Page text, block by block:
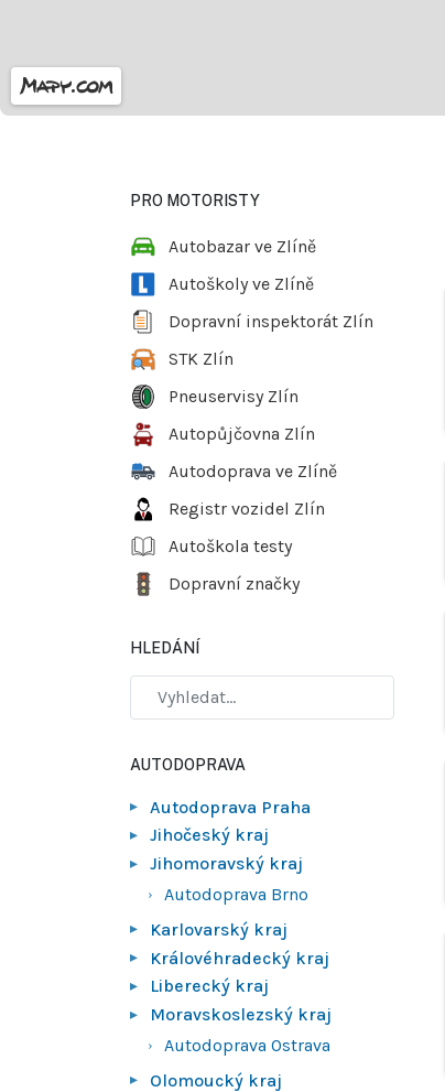
PRO MOTORISTY
Autobazar ve Zlíně
Autoškoly ve Zlíně
Dopravní inspektorát Zlín
STK Zlín
Pneuservisy Zlín
Autopůjčovna Zlín
Autodoprava ve Zlíně
Registr vozidel Zlín
Autoškola testy
Dopravní značky
HLEDÁNÍ
AUTODOPRAVA
Autodoprava Praha
Jihočeský kraj
Jihomoravský kraj
Autodoprava Brno
Karlovarský kraj
Královéhradecký kraj
Liberecký kraj
Moravskoslezský kraj
Autodoprava Ostrava
Olomoucký kraj